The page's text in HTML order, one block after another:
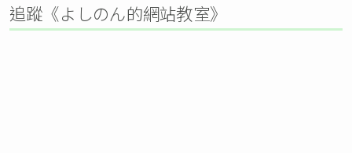
追蹤《よしのん的網站教室》